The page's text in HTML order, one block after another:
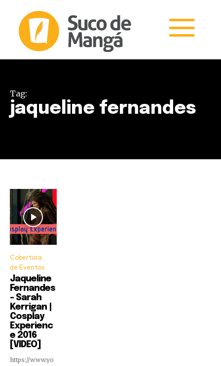
Tag:
jaqueline fernandes
Cobertura
de Eventos
Jaqueline
Fernandes
– Sarah
Kerrigan |
Cosplay
Experienc
e 2016
[VIDEO]
https://www.yo